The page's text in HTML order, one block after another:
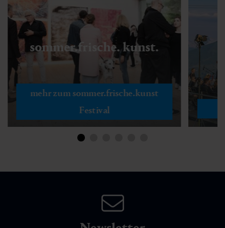
sommer.frische. kunst.
mehr zum sommer.frische.kunst
Festival